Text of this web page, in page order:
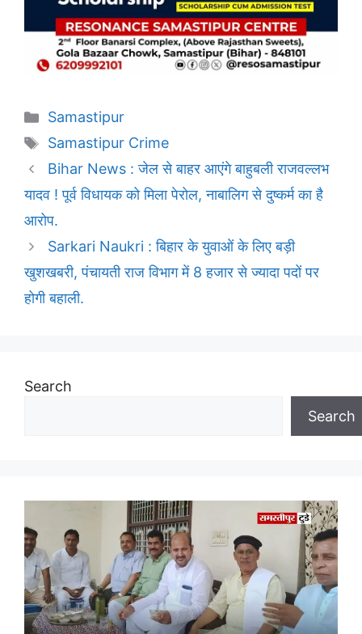
Categories
Samastipur
Tags
Samastipur Crime
Bihar News : जेल से बाहर आएंगे बाहुबली राजवल्लभ
यादव ! पूर्व विधायक को मिला पेरोल, नाबालिग से दुष्कर्म का है
आरोप.
Sarkari Naukri : बिहार के युवाओं के लिए बड़ी
खुशखबरी, पंचायती राज विभाग में 8 हजार से ज्यादा पदों पर
होगी बहाली.
Search
Search